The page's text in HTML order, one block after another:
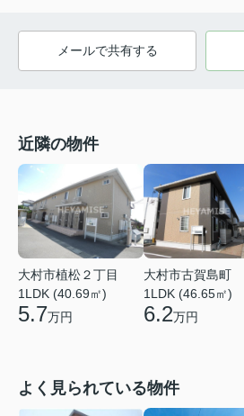
メールで共有する
近隣の物件
大村市植松２丁目
1LDK (40.69㎡)
5.7万円
大村市古賀島町
1LDK (46.65㎡)
6.2万円
よく見られている物件